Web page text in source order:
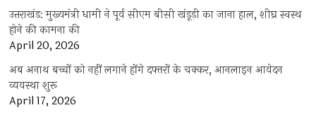
उत्तराखंड: मुख्यमंत्री धामी ने पूर्व सीएम बीसी खंडूड़ी का जाना हाल, शीघ्र स्वस्थ
होने की कामना की
April 20, 2026
अब अनाथ बच्चों को नहीं लगाने होंगे दफ्तरों के चक्कर, आनलाइन आवेदन
व्यवस्था शुरू
April 17, 2026